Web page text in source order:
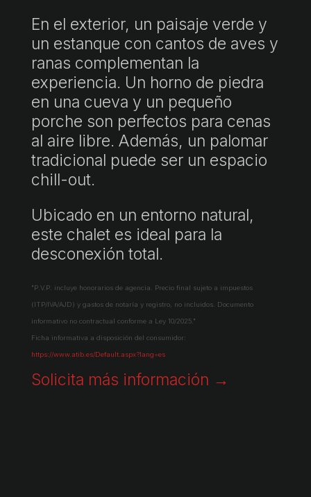
En el exterior, un paisaje verde y
un estanque con cantos de aves y
ranas complementan la
experiencia. Un horno de piedra
en una cueva y un pequeño
porche son perfectos para cenas
al aire libre. Además, un palomar
tradicional puede ser un espacio
chill-out.
Ubicado en un entorno natural,
este chalet es ideal para la
desconexión total.
"P.V.P. incluye honorarios de agencia. Precio final sujeto a impuestos
(ITP/IVA/AJD) y gastos de notaría y registro, no incluidos. Documento
informativo no contractual conforme a Ley 10/2025."
Ficha informativa a disposición del consumidor:
https://www.atib.es/Default.aspx?lang=es
Solicita más información →